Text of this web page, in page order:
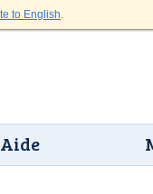
to English.
Aide